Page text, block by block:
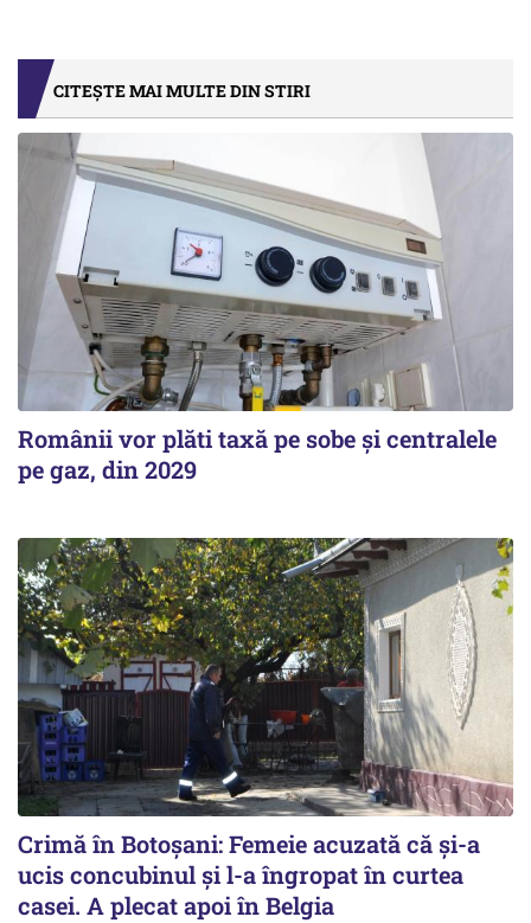
CITEȘTE MAI MULTE DIN STIRI
Românii vor plăti taxă pe sobe şi centralele
pe gaz, din 2029
Crimă în Botoșani: Femeie acuzată că și-a
ucis concubinul și l-a îngropat în curtea
casei. A plecat apoi în Belgia